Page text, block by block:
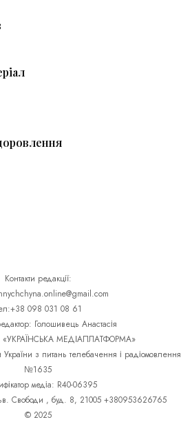
Контакти редакції:
098 031 08 61
Голошивець Анастасія
«УКРАЇНСЬКА МЕДІАПЛАТФОРМА»
з питань телебачення і радіомовлення
№1635
медіа: R40-06395
Свободи , буд. 8, 21005 +380953626765
© 2025